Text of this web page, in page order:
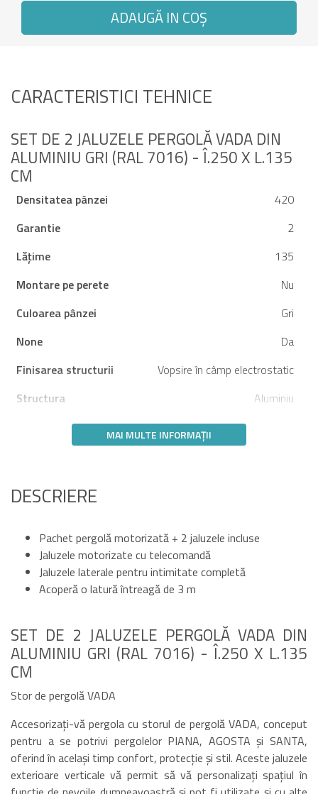
ADAUGĂ IN COŞ
CARACTERISTICI TEHNICE
SET DE 2 JALUZELE PERGOLĂ VADA DIN
ALUMINIU GRI (RAL 7016) - Î.250 X L.135
CM
Densitatea pânzei
420
Garantie
2
Lățime
135
Montare pe perete
Nu
Culoarea pânzei
Gri
None
Da
Finisarea structurii
Vopsire în câmp electrostatic
Structura
Aluminiu
MAI MULTE INFORMAȚII
DESCRIERE
Pachet pergolă motorizată + 2 jaluzele incluse
Jaluzele motorizate cu telecomandă
Jaluzele laterale pentru intimitate completă
Acoperă o latură întreagă de 3 m
SET DE 2 JALUZELE PERGOLĂ VADA DIN
ALUMINIU GRI (RAL 7016) - Î.250 X L.135
CM
Stor de pergolă VADA
Accesorizați-vă pergola cu storul de pergolă VADA, conceput
pentru a se potrivi pergolelor PIANA, AGOSTA și SANTA,
oferind în același timp confort, protecție și stil. Aceste jaluzele
exterioare verticale vă permit să vă personalizați spațiul în